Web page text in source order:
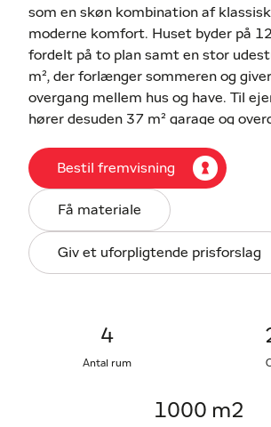
som en skøn kombination af
moderne komfort. Huset byder på
fordelt på to plan samt en stor
m², der forlænger sommeren og
overgang mellem hus og have. Til
hører desuden 37 m² garage og
Efter en skorstensbrand i 2013 blev
fornyet, så både tag, vinduer, gulve,
isolering på 1. sal er fra samme år.
etageadskillelsen blev efterisoleret,
udestuen blev udskiftet. Samtidig
Stueplanet har gulvvarme overalt,
bordplads, praktiske løsninger og et
Bestil fremvisning
Få materiale
Giv et uforpligtende prisforslag
4
Antal rum
1000 m2